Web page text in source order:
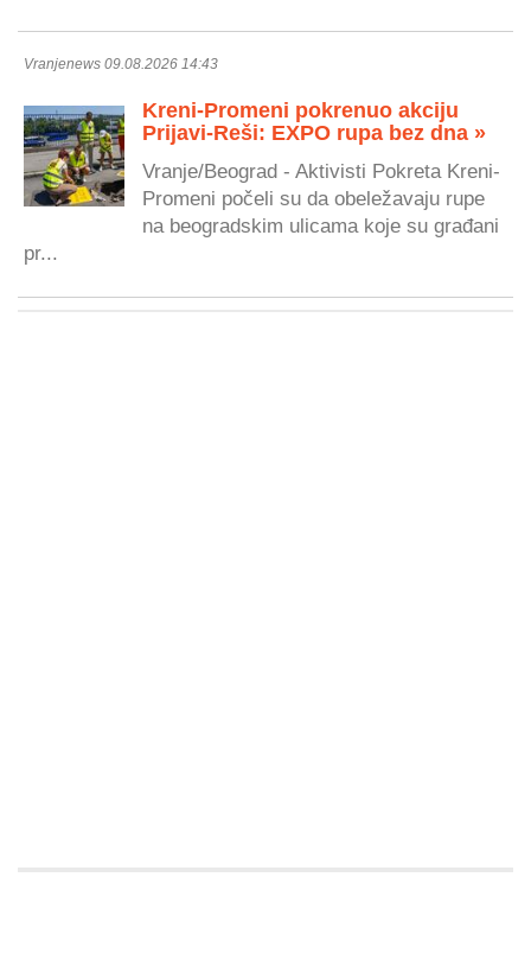
Vranjenews 09.08.2026 14:43
Kreni-Promeni pokrenuo akciju
Prijavi-Reši: EXPO rupa bez dna »
Vranje/Beograd - Aktivisti Pokreta Kreni-
Promeni počeli su da obeležavaju rupe
na beogradskim ulicama koje su građani
pr...